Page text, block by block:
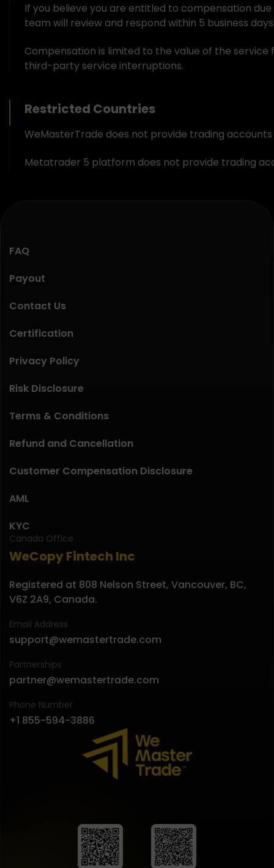
If you believe you are entitled to compensation
team will review and respond within 5 business
Compensation is limited to the value of the
third-party service interruptions.
Restricted Countries
WeMasterTrade does not provide trading
Metatrader 5 platform does not provide trading
Canada Office
WeCopy Fintech Inc
Registered at 808 Nelson Street, Vancouver, BC,
V6Z 2A9, Canada.
Email Address
support@wemastertrade.com
Partnerships
partner@wemastertrade.com
Phone Number
+1 855-594-3886
FAQ
Payout
Contact Us
Certification
Privacy Policy
Risk Disclosure
Terms & Conditions
Refund and Cancellation
Customer Compensation Disclosure
AML
KYC